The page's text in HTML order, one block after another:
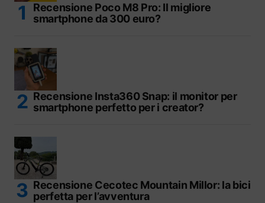
Recensione Poco M8 Pro: Il migliore
smartphone da 300 euro?
Recensione Insta360 Snap: il monitor per
smartphone perfetto per i creator?
Recensione Cecotec Mountain Millor: la bici
perfetta per l’avventura